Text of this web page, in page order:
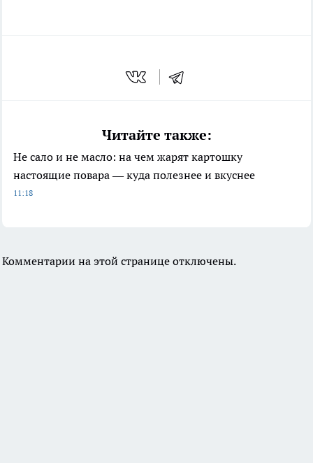
Читайте также:
Не сало и не масло: на чем жарят картошку
настоящие повара — куда полезнее и вкуснее
11:18
Комментарии на этой странице отключены.